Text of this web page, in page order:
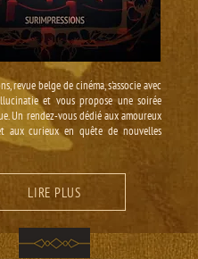
revue belge de cinéma, s'associe avec
et vous propose une soirée
Un rendez-vous dédié aux amoureux
aux curieux en quête de nouvelles
LIRE PLUS